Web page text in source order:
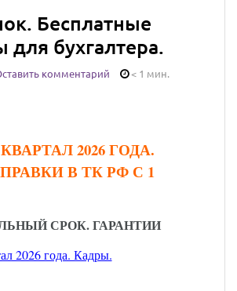
Бесплатные
для бухгалтера.
комментарий
< 1 мин.
2026 ГОДА.
В ТК РФ С 1
СРОК. ГАРАНТИИ
2026 года. Кадры.